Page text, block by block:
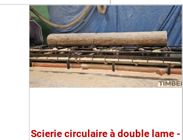
Scierie circulaire à double lame -